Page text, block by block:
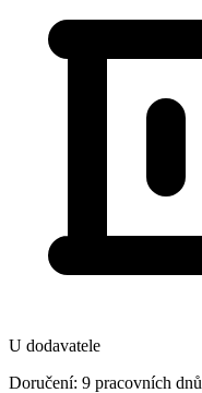
U dodavatele
Doručení: 9 pracovních dnů